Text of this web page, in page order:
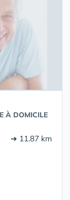
À DOMICILE
➔ 11.87 km